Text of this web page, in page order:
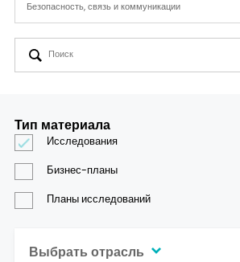
Новая реальность
Кейсы
Контакты
Безопасность, связь и коммуникации
Тип материала
Исследования
Бизнес-планы
Планы исследований
Выбрать отрасль